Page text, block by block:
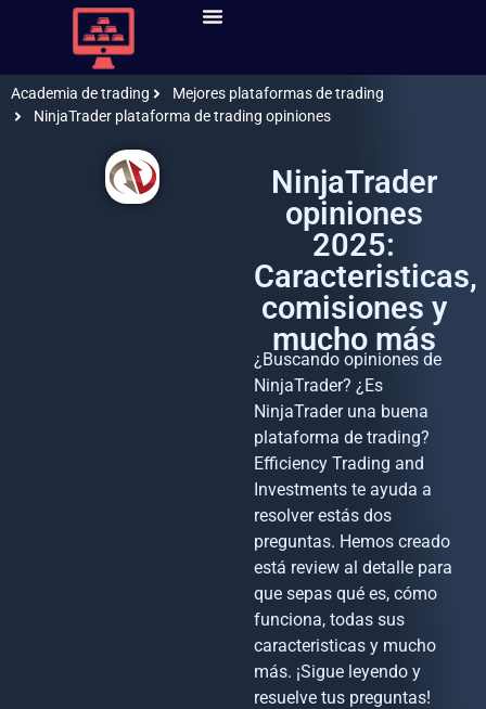
Academia de trading
Mejores plataformas de trading
NinjaTrader plataforma de trading opiniones
NinjaTrader
opiniones
2025:
Caracteristicas,
comisiones y
mucho más
¿Buscando opiniones de
NinjaTrader? ¿Es
NinjaTrader una buena
plataforma de trading?
Efficiency Trading and
Investments te ayuda a
resolver estás dos
preguntas. Hemos creado
está review al detalle para
que sepas qué es, cómo
funciona, todas sus
caracteristicas y mucho
más. ¡Sigue leyendo y
resuelve tus preguntas!